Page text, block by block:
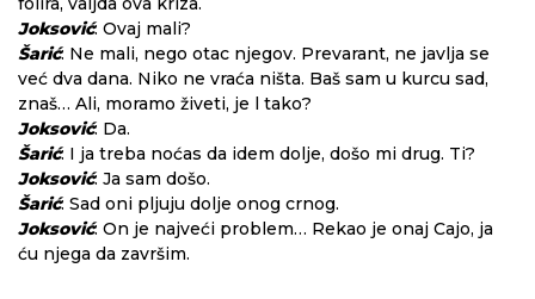
Joksović: Ovaj mali?
Šarić: Ne mali, nego otac njegov. Prevarant, ne javlja se
već dva dana. Niko ne vraća ništa. Baš sam u kurcu sad,
znaš… Ali, moramo živeti, je l tako?
Joksović: Da.
Šarić: I ja treba noćas da idem dolje, došo mi drug. Ti?
Joksović: Ja sam došo.
Šarić: Sad oni pljuju dolje onog crnog.
Joksović: On je najveći problem… Rekao je onaj Cajo, ja
ću njega da završim.